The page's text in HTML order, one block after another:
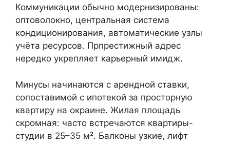
Коммуникации обычно модернизированы:
оптоволокно, центральная система
кондиционирования, автоматические узлы
учёта ресурсов. Прпрестижный адрес
нередко укрепляет карьерный имидж.
Минусы начинаются с арендной ставки,
сопоставимой с ипотекой за просторную
квартиру на окраине. Жилая площадь
скромная: часто встречаются квартиры-
студии в 25–35 м². Балконы узкие, лифт